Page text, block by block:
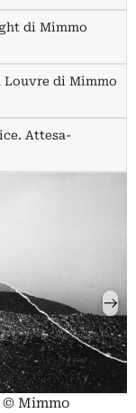
di Mimmo
Louvre di Mimmo
Attesa-
© Mimmo